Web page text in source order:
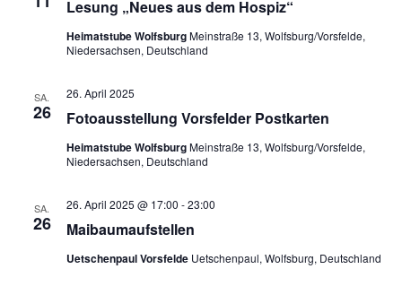
Lesung „Neues aus dem Hospiz“
Heimatstube WolfsburgMeinstraße 13, Wolfsburg/Vorsfelde,
Niedersachsen, Deutschland
SA.
26 Fotoausstellung Vorsfelder Postkarten
26. April 2025
Heimatstube WolfsburgMeinstraße 13, Wolfsburg/Vorsfelde,
Niedersachsen, Deutschland
SA.
26 Maibaumaufstellen
26. April 2025 @ 17:00 -23:00
Uetschenpaul Vorsfelde Uetschenpaul, Wolfsburg, Deutschland